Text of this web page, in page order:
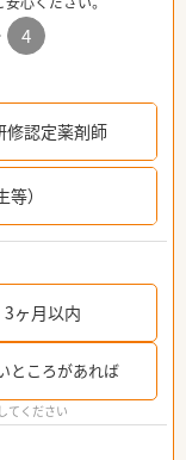
4
修認定薬剤師
）
3ヶ月以内
ところがあれば
てください